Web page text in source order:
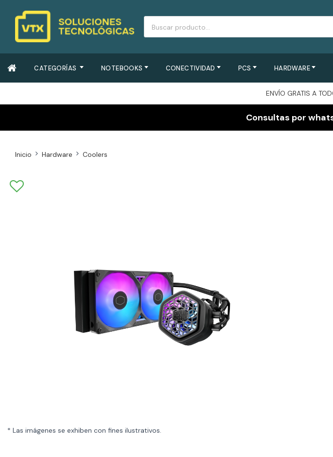
CATEGORÍAS NOTEBOOKS CONECTIVIDAD PCS HARDWARE
ENVÍO GRATIS A
Consultas por
Inicio Hardware Coolers
* Las imágenes se exhiben con fines ilustrativos.